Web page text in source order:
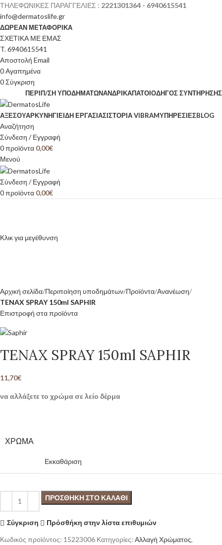
ΤΗΛΕΦΩΝΙΚΕΣ ΠΑΡΑΓΓΕΛΙΕΣ : 2221301364 - 6940615541
info@dermatoslife.gr
ΔΩΡΕΑΝ ΜΕΤΑΦΟΡΙΚΑ
ΣΧΕΤΙΚΑ ΜΕ ΕΜΑΣ
T. 6940615541
Αποστολή Email
0Αγαπημένα
0Σύγκριση
ΠΕΡΙΠ/ΣΗ ΥΠΟΔΗΜΆΤΩΝΑΝΔΡΙΚΆΠΆΤΟΙΟΔΗΓΌΣ ΣΥΝΤΉΡΗΣΗΣ
ΑΞΕΣΟΥΆΡΚΥΝΉΓΙΕΊΔΗ ΕΡΓΑΣΊΑΣΙΣΤΟΡΊΑ VIBRAMΥΠΗΡΕΣΙΕΣBLOG
Αναζήτηση
Σύνδεση / Εγγραφή
0προϊόντα 0,00€
Μενού
Σύνδεση / Εγγραφή
0προϊόντα 0,00€
Κλικ για μεγέθυνση
Αρχική σελίδα Περιποίηση υποδημάτων Προϊόντα Ανανέωση
TENAX SPRAY 150ml SAPHIR
Επιστροφή στα προϊόντα
TENAX SPRAY 150ml SAPHIR
11,70€
να αλλάξετε το χρώμα σε λείο δέρμα
ΧΡΏΜΑ
Εκκαθάριση
ΠΡΟΣΘΉΚΗ ΣΤΟ ΚΑΛΆΘΙ
Σύγκριση
Πρόσθήκη στην λίστα επιθυμιών
Κωδικός προϊόντος: 15223006 Κατηγορίες: Αλλαγή Χρώματος,